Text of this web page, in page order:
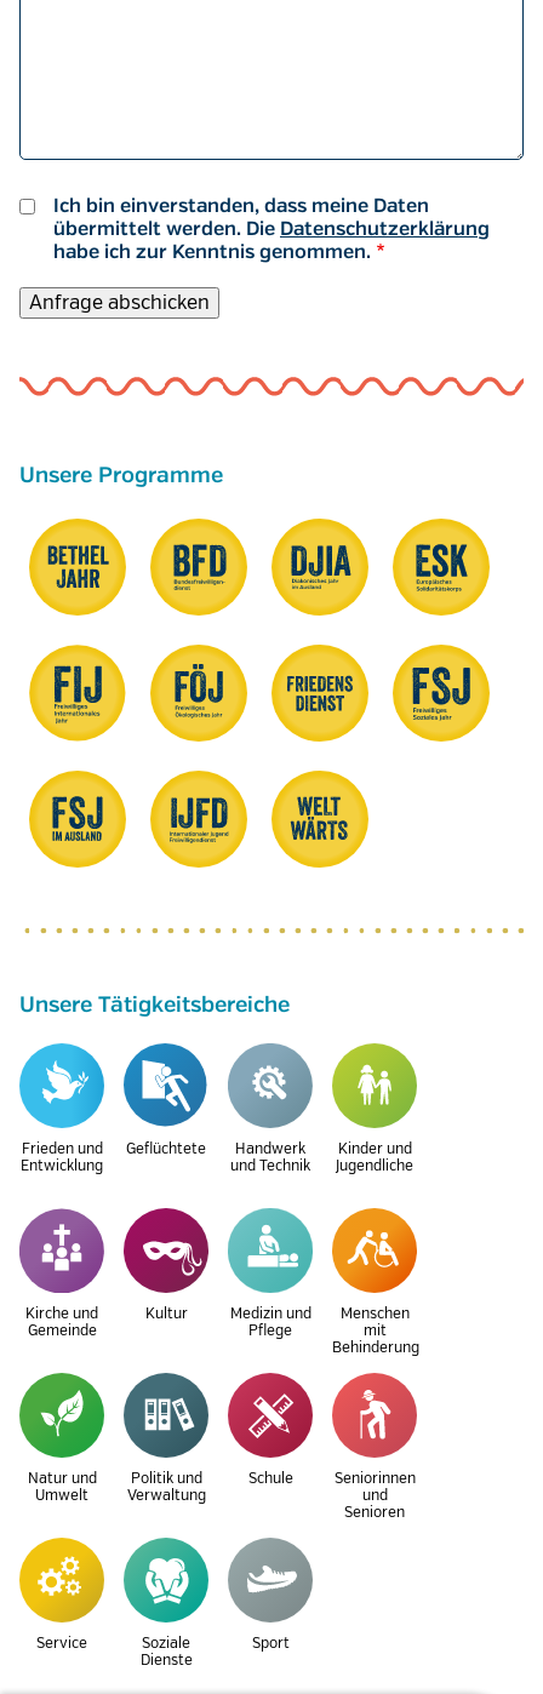
Ich bin einverstanden, dass meine Daten
übermittelt werden. Die Datenschutzerklärung
habe ich zur Kenntnis genommen.
Unsere Programme
Unsere Tätigkeitsbereiche
Frieden und
Entwicklung
Geflüchtete
Handwerk
und Technik
Kinder und
Jugendliche
Kirche und
Gemeinde
Kultur
Medizin und
Pflege
Menschen
mit
Behinderung
Natur und
Umwelt
Politik und
Verwaltung
Schule
Seniorinnen
und
Senioren
Service
Soziale
Dienste
Sport